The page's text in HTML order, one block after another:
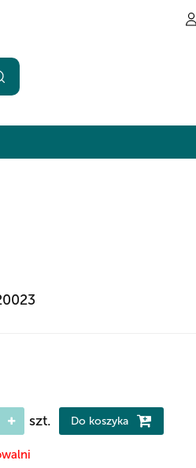
szt. Do koszyka